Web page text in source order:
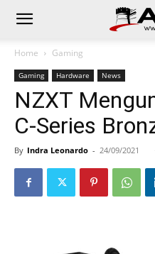
Home Gaming
Gaming Hardware News
NZXT
C-Series
By Indra Leonardo - 24/09/2021